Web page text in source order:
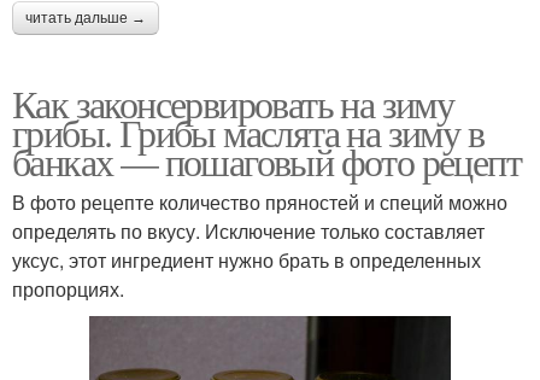
читать дальше →
Как законсервировать на зиму
грибы. Грибы маслята на зиму в
банках — пошаговый фото рецепт
В фото рецепте количество пряностей и специй можно
определять по вкусу. Исключение только составляет
уксус, этот ингредиент нужно брать в определенных
пропорциях.